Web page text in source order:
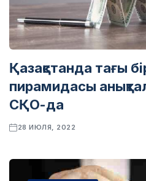
Қазақстанда тағы
пирамидасы
СҚО-да
28 ИЮЛЯ, 2022